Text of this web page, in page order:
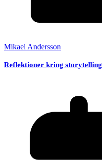
Mikael Andersson
Reflektioner kring storytelling